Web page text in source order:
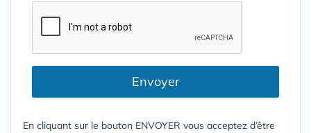
Envoyer
En cliquant sur le bouton ENVOYER vous acceptez d’être